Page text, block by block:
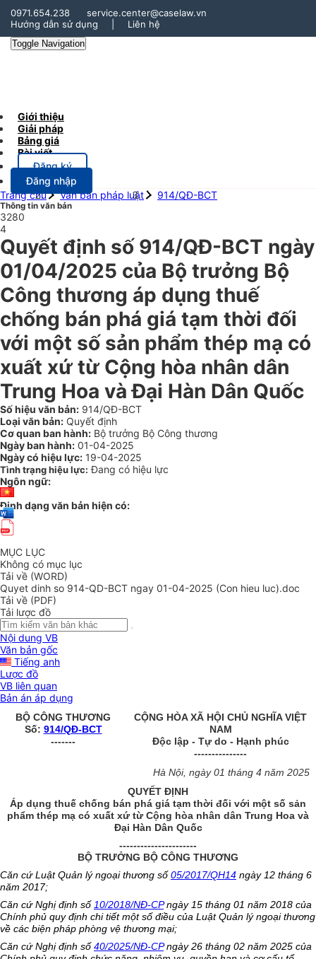
0971.654.238
service.center@caselaw.vn
Hướng dẫn sử dụng
Liên hệ
Toggle Navigation
Giới thiệu
Giải pháp
Bảng giá
Bài viết
Đăng ký
Đăng nhập
Trang chủ
Văn bản pháp luật 914/QĐ-BCT
Thông tin văn bản
3280
4
Quyết định số 914/QĐ-BCT ngày
01/04/2025 của Bộ trưởng Bộ
Công thương áp dụng thuế
chống bán phá giá tạm thời đối
với một số sản phẩm thép mạ có
xuất xứ từ Cộng hòa nhân dân
Trung Hoa và Đại Hàn Dân Quốc
Số hiệu văn bản: 914/QĐ-BCT
Loại văn bản: Quyết định
Cơ quan ban hành: Bộ trưởng Bộ Công thương
Ngày ban hành: 01-04-2025
Ngày có hiệu lực: 19-04-2025
Tình trạng hiệu lực: Đang có hiệu lực
Ngôn ngữ:
Định dạng văn bản hiện có:
MỤC LỤC
Không có mục lục
Tải về (WORD)
Quyet dinh so 914-QD-BCT ngay 01-04-2025 (Con hieu luc).doc
Tải về (PDF)
Tải lược đồ
Nội dung VB
Văn bản gốc
Tiếng anh
Lược đồ
VB liên quan
Bản án áp dụng
BỘ CÔNG THƯƠNG
Số: 914/QĐ-BCT
-------
CỘNG HÒA XÃ HỘI CHỦ NGHĨA VIỆT
NAM
Độc lập - Tự do - Hạnh phúc
---------------
Hà Nội, ngày 01 tháng 4 năm 2025
QUYẾT ĐỊNH
Áp dụng thuế chống bán phá giá tạm thời đối với một số sản
phẩm thép mạ có xuất xứ từ Cộng hòa nhân dân Trung Hoa và
Đại Hàn Dân Quốc
----------------------
BỘ TRƯỞNG BỘ CÔNG THƯƠNG
Căn cứ Luật Quản lý ngoại thương số05/2017/QH14 ngày 12 tháng 6
năm 2017;
Căn cứ Nghị định số 10/2018/NĐ-CPngày 15 tháng 01 năm 2018 của
Chính phủ quy định chi tiết một số điều của Luật Quản lý ngoại thương
về các biện pháp phòng vệ thương mại;
Căn cứ Nghị định số40/2025/NĐ-CPngày 26 tháng 02 năm 2025 của